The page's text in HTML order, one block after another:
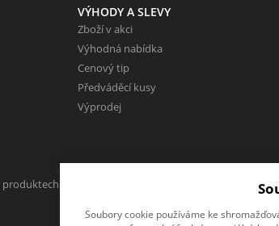
VÝHODY A SLEVY
Zboží v akci
Výhodná nabídka
Cenový tip
Předváděcí kusy
Výprodej
nebo e-shopu? Neváhejte napsat.
Soubory cookie používáme ke